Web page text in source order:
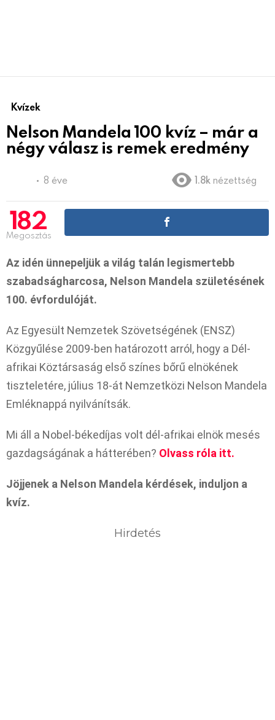
Kvízek
Nelson Mandela 100 kvíz – már a
négy válasz is remek eredmény
8 éve 1.8k nézettség
182
Megosztás
Az idén ünnepeljük a világ talán legismertebb
szabadságharcosa, Nelson Mandela születésének
100. évfordulóját.
Az Egyesült Nemzetek Szövetségének (ENSZ)
Közgyűlése 2009-ben határozott arról, hogy a Dél-
afrikai Köztársaság első színes bőrű elnökének
tiszteletére, július 18-át Nemzetközi Nelson Mandela
Emléknappá nyilvánítsák.
Mi áll a Nobel-békedíjas volt dél-afrikai elnök mesés
gazdagságának a hátterében? Olvass róla itt.
Jöjjenek a Nelson Mandela kérdések, induljon a
kvíz.
Hirdetés